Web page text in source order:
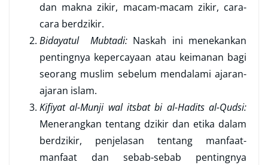
dan makna zikir, macam-macam zikir, cara-
cara berdzikir.
Bidayatul Mubtadi: Naskah ini menekankan
pentingnya kepercayaan atau keimanan bagi
seorang muslim sebelum mendalami ajaran-
ajaran islam.
Kifiyat al-Munji wal itsbat bi al-Hadits al-Qudsi:
Menerangkan tentang dzikir dan etika dalam
berdzikir, penjelasan tentang manfaat-
manfaat dan sebab-sebab pentingnya